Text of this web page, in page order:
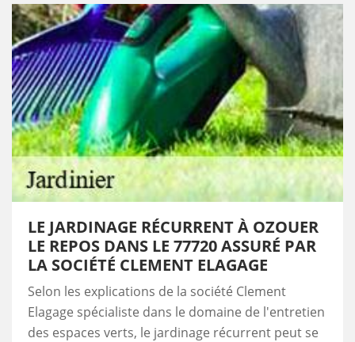
LE JARDINAGE RÉCURRENT À OZOUER
LE REPOS DANS LE 77720 ASSURÉ PAR
LA SOCIÉTÉ CLEMENT ELAGAGE
Selon les explications de la société Clement
Elagage spécialiste dans le domaine de l'entretien
des espaces verts, le jardinage récurrent peut se